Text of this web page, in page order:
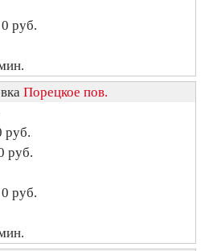
руб.
Порецкое пов.
руб.
руб.
руб.